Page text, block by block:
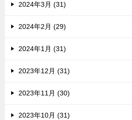
2024年3月 (31)
2024年2月 (29)
2024年1月 (31)
2023年12月 (31)
2023年11月 (30)
2023年10月 (31)